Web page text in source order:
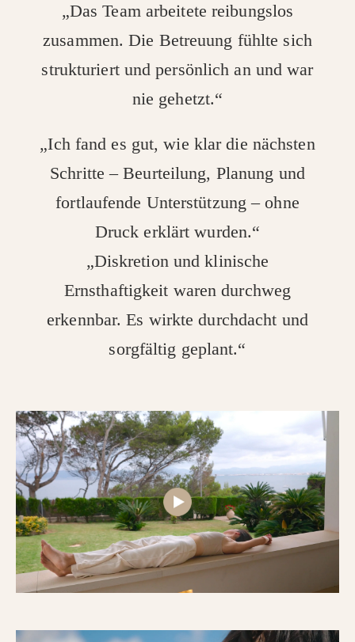
„Das Team arbeitete reibungslos
zusammen. Die Betreuung fühlte sich
strukturiert und persönlich an und war
nie gehetzt.“
„Ich fand es gut, wie klar die nächsten
Schritte – Beurteilung, Planung und
fortlaufende Unterstützung – ohne
Druck erklärt wurden.“
„Diskretion und klinische
Ernsthaftigkeit waren durchweg
erkennbar. Es wirkte durchdacht und
sorgfältig geplant.“